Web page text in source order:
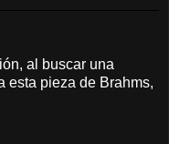
al buscar una
esta pieza de Brahms,